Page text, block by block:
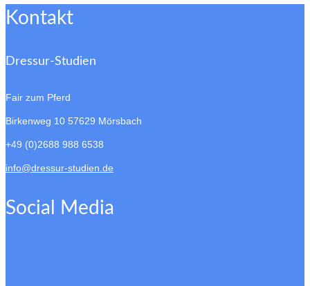
Kontakt
Dressur-Studien
Fair zum Pferd
Birkenweg 10 57629 Mörsbach
+49 (0)2688 988 6538
info@dressur-studien.de
Social Media